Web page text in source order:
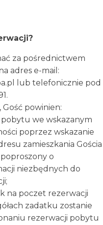
za pośrednictwem
adres e-mail:
lub telefonicznie pod
powinien:
we wskazanym
poprzez wskazanie
zamieszkania Gościa
o
niezbędnych do
na poczet rezerwacji
zadatku zostanie
rezerwacji pobytu